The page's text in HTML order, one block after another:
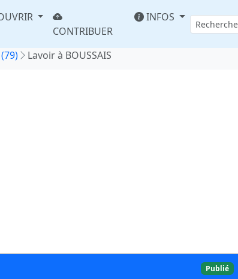
CONTRIBUER
INFOS
Lavoir à BOUSSAIS
Publié